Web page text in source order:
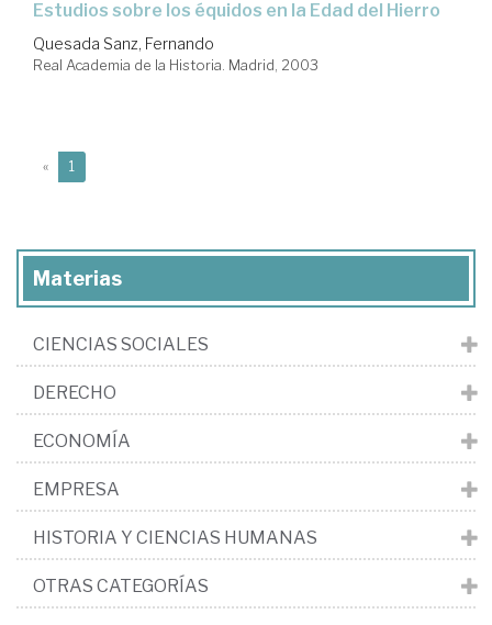
estudios sobre los équidos en la Edad del Hierro
Quesada Sanz, Fernando
Real Academia de la Historia. Madrid, 2003
« 1
Materias
CIENCIAS SOCIALES
DERECHO
ECONOMÍA
EMPRESA
HISTORIA Y CIENCIAS HUMANAS
OTRAS CATEGORÍAS